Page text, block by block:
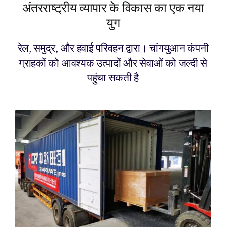
अंतरराष्ट्रीय व्यापार के विकास का एक नया
युग
रेल, समुद्र, और हवाई परिवहन द्वारा। चांगयुआन कंपनी
ग्राहकों को आवश्यक उत्पादों और सेवाओं को जल्दी से
पहुंचा सकती है